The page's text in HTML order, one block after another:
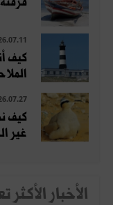
كيف
كيف
غير
الأخبار الأكثر